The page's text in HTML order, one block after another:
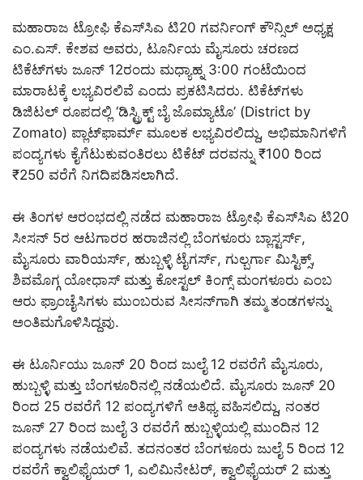
ಮಹಾರಾಜ ಟ್ರೋಫಿ ಕೆಎಸ್‌ಸಿಎ ಟಿ20 ಗವರ್ನಿಂಗ್ ಕೌನ್ಸಿಲ್ ಅಧ್ಯಕ್ಷ
ಎಂ.ಎಸ್. ಕೇಶವ ಅವರು, ಟೂರ್ನಿಯ ಮೈಸೂರು ಚರಣದ
ಟಿಕೆಟ್‌ಗಳು ಜೂನ್ 12ರಂದು ಮಧ್ಯಾಹ್ನ 3:00 ಗಂಟೆಯಿಂದ
ಮಾರಾಟಕ್ಕೆ ಲಭ್ಯವಿರಲಿವೆ ಎಂದು ಪ್ರಕಟಿಸಿದರು. ಟಿಕೆಟ್‌ಗಳು
ಡಿಜಿಟಲ್ ರೂಪದಲ್ಲಿ ‘ಡಿಸ್ಟ್ರಿಕ್ಟ್ ಬೈ ಜೊಮ್ಯಾಟೊ’ (District by
Zomato) ಪ್ಲಾಟ್‌ಫಾರ್ಮ್ ಮೂಲಕ ಲಭ್ಯವಿರಲಿದ್ದು, ಅಭಿಮಾನಿಗಳಿಗೆ
ಪಂದ್ಯಗಳು ಕೈಗೆಟುಕುವಂತಿರಲು ಟಿಕೆಟ್ ದರವನ್ನು ₹100 ರಿಂದ
₹250 ವರೆಗೆ ನಿಗದಿಪಡಿಸಲಾಗಿದೆ.
ಈ ತಿಂಗಳ ಆರಂಭದಲ್ಲಿ ನಡೆದ ಮಹಾರಾಜ ಟ್ರೋಫಿ ಕೆಎಸ್‌ಸಿಎ ಟಿ20
ಸೀಸನ್ 5ರ ಆಟಗಾರರ ಹರಾಜಿನಲ್ಲಿ ಬೆಂಗಳೂರು ಬ್ಲಾಸ್ಟರ್ಸ್,
ಮೈಸೂರು ವಾರಿಯರ್ಸ್, ಹುಬ್ಬಳ್ಳಿ ಟೈಗರ್ಸ್, ಗುಲ್ಬರ್ಗಾ ಮಿಸ್ಟಿಕ್ಸ್,
ಶಿವಮೊಗ್ಗ ಯೋಧಾಸ್ ಮತ್ತು ಕೋಸ್ಟಲ್ ಕಿಂಗ್ಸ್ ಮಂಗಳೂರು ಎಂಬ
ಆರು ಫ್ರಾಂಚೈಸಿಗಳು ಮುಂಬರುವ ಸೀಸನ್‌ಗಾಗಿ ತಮ್ಮ ತಂಡಗಳನ್ನು
ಅಂತಿಮಗೊಳಿಸಿದ್ದವು.
ಈ ಟೂರ್ನಿಯು ಜೂನ್ 20 ರಿಂದ ಜುಲೈ 12 ರವರೆಗೆ ಮೈಸೂರು,
ಹುಬ್ಬಳ್ಳಿ ಮತ್ತು ಬೆಂಗಳೂರಿನಲ್ಲಿ ನಡೆಯಲಿದೆ. ಮೈಸೂರು ಜೂನ್ 20
ರಿಂದ 25 ರವರೆಗೆ 12 ಪಂದ್ಯಗಳಿಗೆ ಆತಿಥ್ಯ ವಹಿಸಲಿದ್ದು, ನಂತರ
ಜೂನ್ 27 ರಿಂದ ಜುಲೈ 3 ರವರೆಗೆ ಹುಬ್ಬಳ್ಳಿಯಲ್ಲಿ ಮುಂದಿನ 12
ಪಂದ್ಯಗಳು ನಡೆಯಲಿವೆ. ತದನಂತರ ಬೆಂಗಳೂರು ಜುಲೈ 5 ರಿಂದ 12
ರವರೆಗೆ ಕ್ವಾಲಿಫೈಯರ್ 1, ಎಲಿಮಿನೇಟರ್, ಕ್ವಾಲಿಫೈಯರ್ 2 ಮತ್ತು